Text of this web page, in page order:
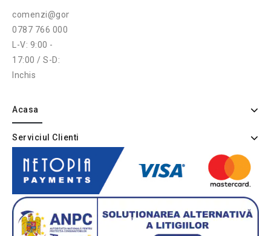
comenzi@gonga.ro
0787 766 000
L-V: 9:00 -
17:00 / S-D:
Inchis
Acasa
Serviciul Clienti